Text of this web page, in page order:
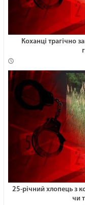
Коханці трагічно
25-річний хлопець з
чи